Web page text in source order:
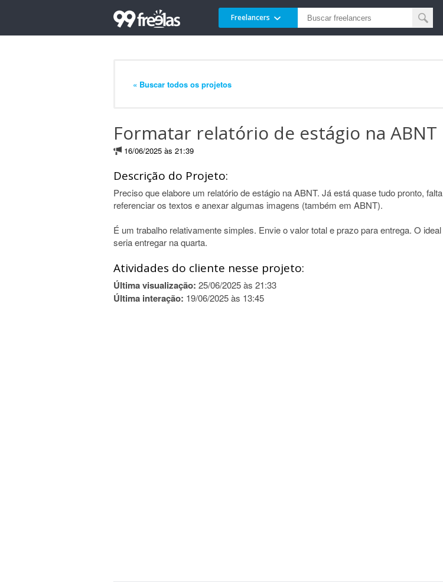
Freelancers
« Buscar todos os projetos
Formatar relatório de estágio na ABNT
16/06/2025 às 21:39
Descrição do Projeto:
Preciso que elabore um relatório de estágio na ABNT. Já está quase tudo pronto, falta
referenciar os textos e anexar algumas imagens (também em ABNT).
É um trabalho relativamente simples. Envie o valor total e prazo para entrega. O ideal
seria entregar na quarta.
Atividades do cliente nesse projeto:
Última visualização: 25/06/2025 às 21:33
Última interação: 19/06/2025 às 13:45